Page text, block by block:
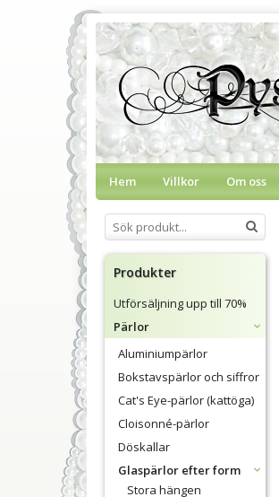
Hem Villkor Om oss
Produkter
Utförsäljning upp till 70%
Pärlor
Aluminiumpärlor
Bokstavspärlor och siffror
Cat's Eye-pärlor (kattöga)
Cloisonné-pärlor
Döskallar
Glaspärlor efter form
Stora hängen